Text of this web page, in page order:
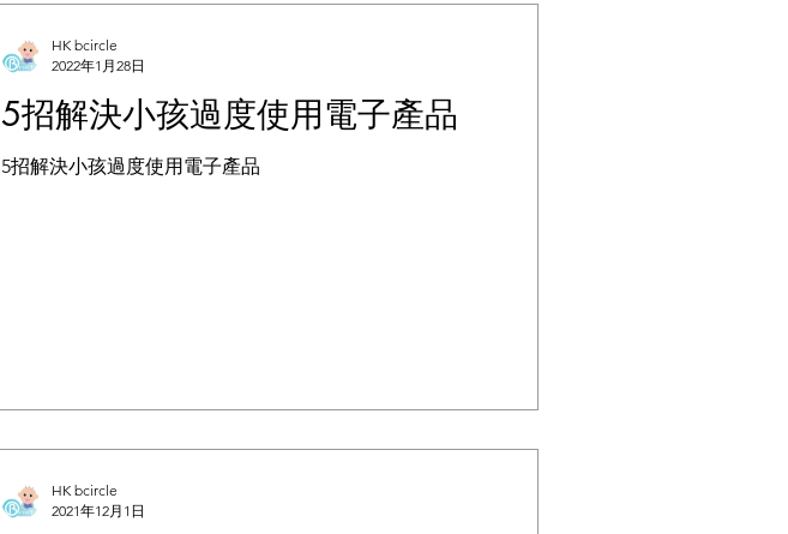
5招解決小孩過度使用電子產品
5招解決小孩過度使用電子產品
HK bcircle
2022年1月28日
HK bcircle
2021年12月1日